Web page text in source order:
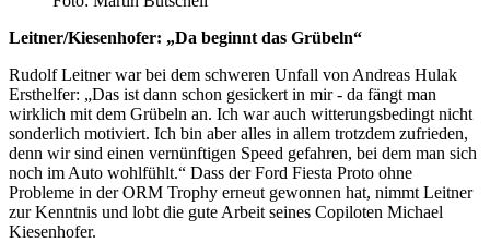
Leitner/Kiesenhofer: „Da beginnt das Grübeln“
Rudolf Leitner war bei dem schweren Unfall von Andreas Hulak
Ersthelfer: „Das ist dann schon gesickert in mir - da fängt man
wirklich mit dem Grübeln an. Ich war auch witterungsbedingt nicht
sonderlich motiviert. Ich bin aber alles in allem trotzdem zufrieden,
denn wir sind einen vernünftigen Speed gefahren, bei dem man sich
noch im Auto wohlfühlt.“ Dass der Ford Fiesta Proto ohne
Probleme in der ORM Trophy erneut gewonnen hat, nimmt Leitner
zur Kenntnis und lobt die gute Arbeit seines Copiloten Michael
Kiesenhofer.